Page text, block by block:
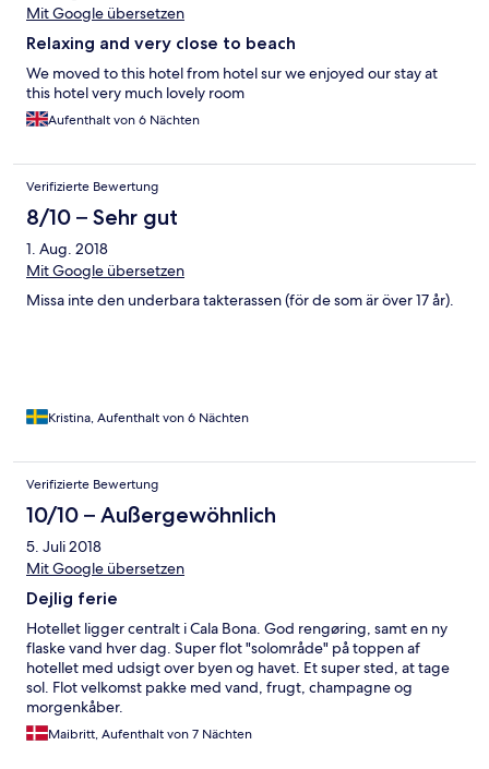
Mit Google übersetzen
Relaxing and very close to beach
We moved to this hotel from hotel sur we enjoyed our stay at
this hotel very much lovely room
Aufenthalt von 6 Nächten
Verifizierte Bewertung
8/10 – Sehr gut
1. Aug. 2018
Mit Google übersetzen
Missa inte den underbara takterassen (för de som är över 17 år).
Kristina, Aufenthalt von 6 Nächten
Verifizierte Bewertung
10/10 – Außergewöhnlich
5. Juli 2018
Mit Google übersetzen
Dejlig ferie
Hotellet ligger centralt i Cala Bona. God rengøring, samt en ny
flaske vand hver dag. Super flot "solområde" på toppen af
hotellet med udsigt over byen og havet. Et super sted, at tage
sol. Flot velkomst pakke med vand, frugt, champagne og
morgenkåber.
Maibritt, Aufenthalt von 7 Nächten